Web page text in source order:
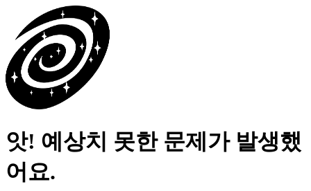
앗! 예상치 못한 문제가 발생했
어요.